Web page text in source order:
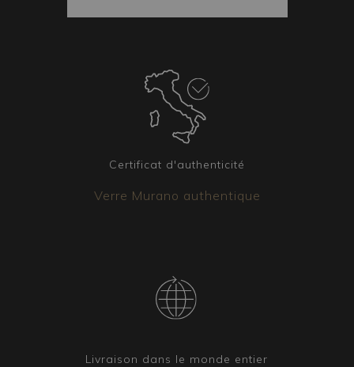
Éléments coordonnés
Il est possible d’obtenir d’autres luminaires
assortis au lustre choisi. Qu’il s’agisse
d’appliques, de lampes de table ou de
lampadaires, notre équipe est disponible pour
Certificat d'authenticité
Verre Murano authentique
Livraison dans le monde entier